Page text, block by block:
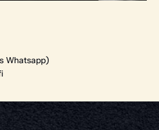
Whatsapp)